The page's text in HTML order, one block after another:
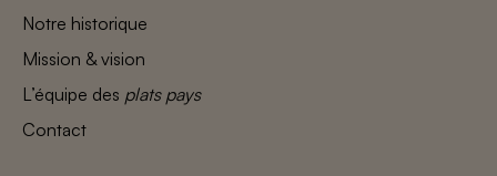
Notre historique
Mission & vision
L’équipe des plats pays
Contact